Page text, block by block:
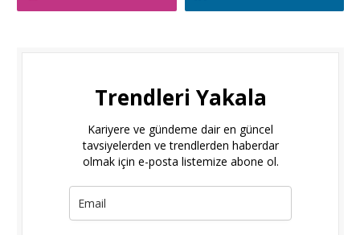
Trendleri Yakala
Kariyere ve gündeme dair en güncel
tavsiyelerden ve trendlerden haberdar
olmak için e-posta listemize abone ol.